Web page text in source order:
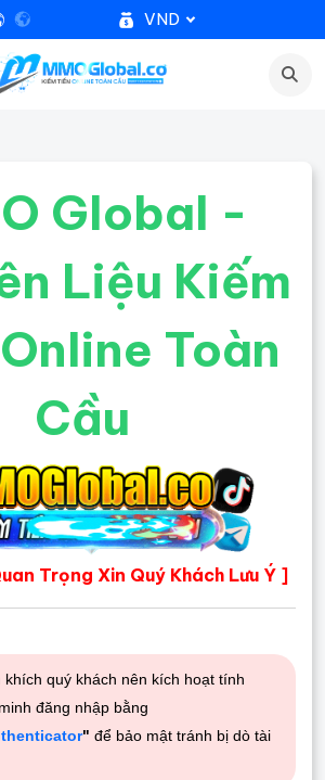
VND
Global -
Liệu Kiếm
Toàn
Cầu
Trọng Xin Quý Khách Lưu Ý ]
khích quý khách nên kích hoạt tính
đăng nhập bằng
" để bảo mật tránh bị dò tài